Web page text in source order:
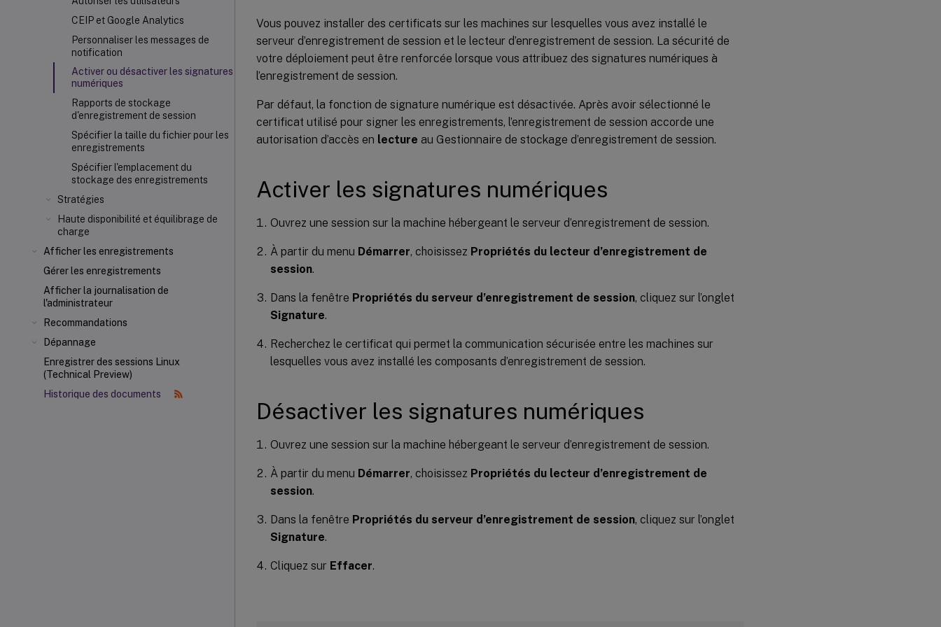
CEIP et Google Analytics
Personnaliser les messages de
notification
Activer ou désactiver les signatures
numériques
Rapports de stockage
d'enregistrement de session
Spécifier la taille du fichier pour les
enregistrements
Spécifier l'emplacement du
stockage des enregistrements
Stratégies
Haute disponibilité et équilibrage de
charge
Afficher les enregistrements
Gérer les enregistrements
Afficher la journalisation de
l'administrateur
Recommandations
Dépannage
Enregistrer des sessions Linux
(Technical Preview)
Historique des documents
Vous pouvez installer des certificats sur les machines sur lesquelles vous avez installé le
serveur d’enregistrement de session et le lecteur d’enregistrement de session. La sécurité de
votre déploiement peut être renforcée lorsque vous attribuez des signatures numériques à
l’enregistrement de session.
Par défaut, la fonction de signature numérique est désactivée. Après avoir sélectionné le
certificat utilisé pour signer les enregistrements, l’enregistrement de session accorde une
autorisation d’accès en lecture au Gestionnaire de stockage d’enregistrement de session.
Activer les signatures numériques
Ouvrez une session sur la machine hébergeant le serveur d’enregistrement de session.
À partir du menu Démarrer, choisissez Propriétés du lecteur d’enregistrement de
session.
Dans la fenêtre Propriétés du serveur d’enregistrement de session, cliquez sur l’onglet
Signature.
Recherchez le certificat qui permet la communication sécurisée entre les machines sur
lesquelles vous avez installé les composants d’enregistrement de session.
Désactiver les signatures numériques
Ouvrez une session sur la machine hébergeant le serveur d’enregistrement de session.
À partir du menu Démarrer, choisissez Propriétés du lecteur d’enregistrement de
session.
Dans la fenêtre Propriétés du serveur d’enregistrement de session, cliquez sur l’onglet
Signature.
Cliquez sur Effacer.